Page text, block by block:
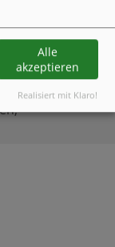
Alle
akzeptieren
Realisiert mit Klaro!